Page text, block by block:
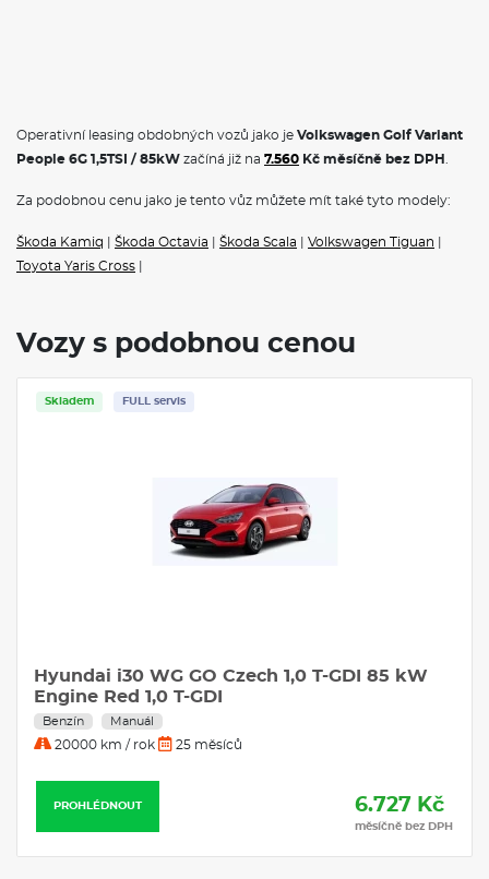
Operativní leasing obdobných vozů jako je Volkswagen Golf Variant
People 6G 1,5TSI / 85kW začíná již na 7.560 Kč měsíčně bez DPH .
Za podobnou cenu jako je tento vůz můžete mít také tyto modely:
Škoda Kamiq Škoda Octavia Škoda Scala Volkswagen Tiguan
Toyota Yaris Cross
Vozy s podobnou cenou
Skladem FULL servis
Hyundai i30 WG GO Czech 1,0 T-GDI 85 kW
Engine Red 1,0 T-GDI
Benzín Manuál
20000 km / rok 25 měsíců
PROHLÉDNOUT 6.727 Kč
měsíčně bez DPH